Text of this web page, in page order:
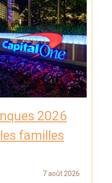
2026
familles
7 août 2026